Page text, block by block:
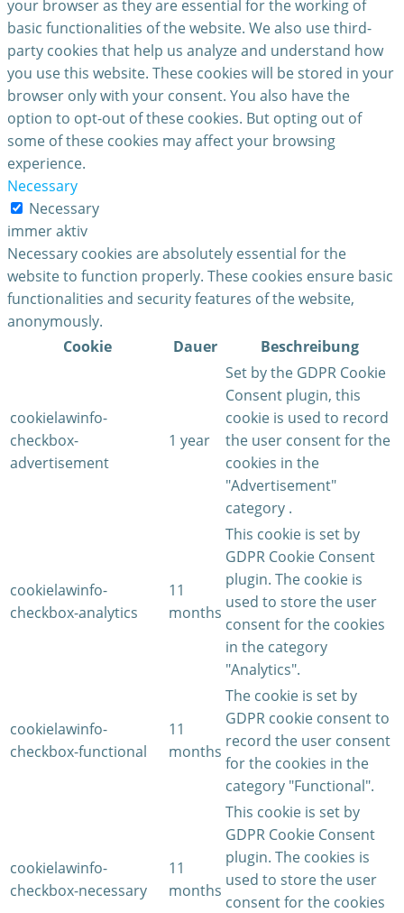
your browser as they are essential for the working of
basic functionalities of the website. We also use third-
party cookies that help us analyze and understand how
you use this website. These cookies will be stored in your
browser only with your consent. You also have the
option to opt-out of these cookies. But opting out of
some of these cookies may affect your browsing
experience.
Necessary
Necessary
immer aktiv
Necessary cookies are absolutely essential for the
website to function properly. These cookies ensure basic
functionalities and security features of the website,
anonymously.
Cookie
Dauer Beschreibung
cookielawinfo-
checkbox-
advertisement
1 year
Set by the GDPR Cookie
Consent plugin, this
cookie is used to record
the user consent for the
cookies in the
"Advertisement"
category .
cookielawinfo-
checkbox-analytics
11
months
This cookie is set by
GDPR Cookie Consent
plugin. The cookie is
used to store the user
consent for the cookies
in the category
"Analytics".
cookielawinfo-
checkbox-functional
11
months
The cookie is set by
GDPR cookie consent to
record the user consent
for the cookies in the
category "Functional".
cookielawinfo-
checkbox-necessary
11
months
This cookie is set by
GDPR Cookie Consent
plugin. The cookies is
used to store the user
consent for the cookies